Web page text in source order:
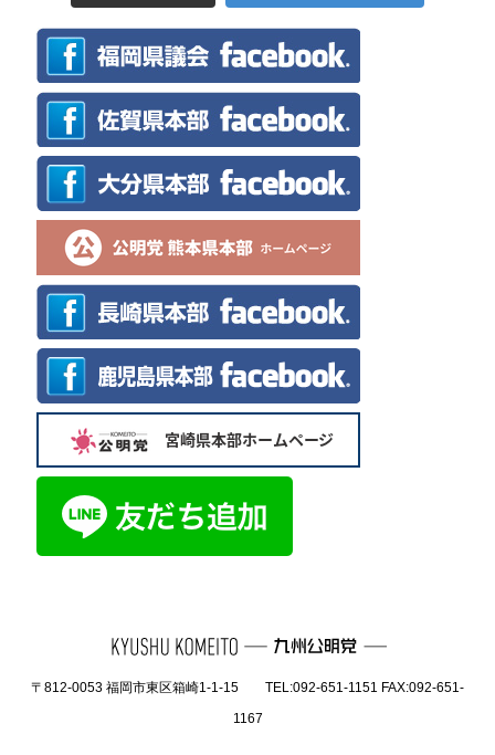
〒812-0053 福岡市東区箱崎1-1-15 TEL:092-651-1151 FAX:092-651-
1167